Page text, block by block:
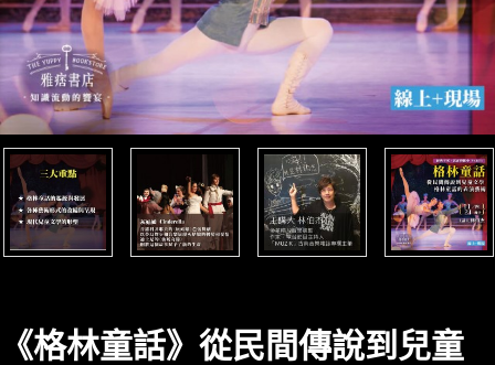
《格林童話》從民間傳說到兒童